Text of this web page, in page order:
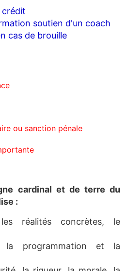
crédit
soutien d'un coach
cas de brouille
ou sanction pénale
cardinal et de terre du
:
réalités concrètes, le
la programmation et la